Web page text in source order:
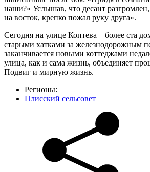
наши?» Услышав, что десант
на восток, крепко пожал руку друга».
Сегодня на улице Коптева – более ста
старыми хатками за железнодорожным
заканчивается новыми коттеджами
улица, как и сама жизнь, объединяет
Подвиг и мирную жизнь.
Регионы:
Плисский сельсовет